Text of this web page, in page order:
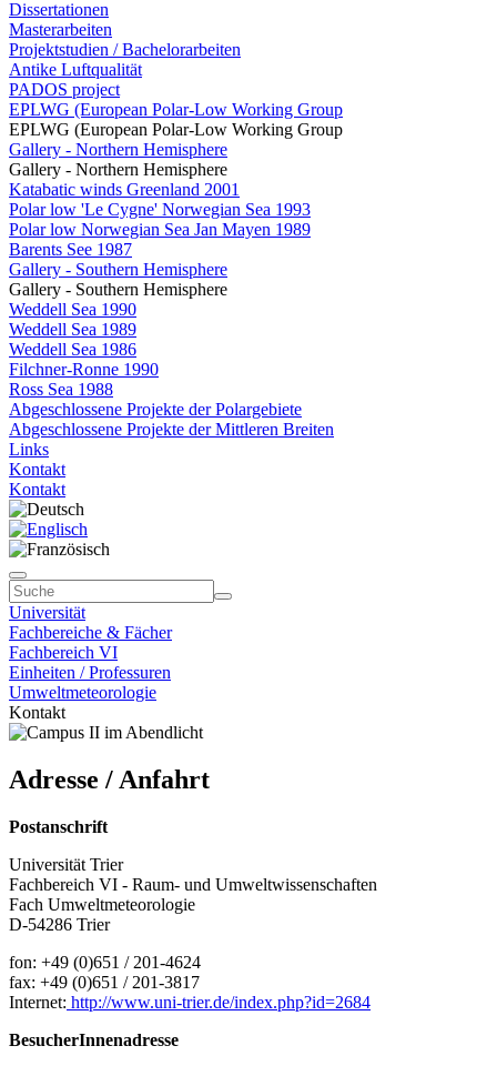
Dissertationen
Masterarbeiten
Projektstudien / Bachelorarbeiten
Antike Luftqualität
PADOS project
EPLWG (European Polar-Low Working Group
EPLWG (European Polar-Low Working Group
Gallery - Northern Hemisphere
Gallery - Northern Hemisphere
Katabatic winds Greenland 2001
Polar low 'Le Cygne' Norwegian Sea 1993
Polar low Norwegian Sea Jan Mayen 1989
Barents See 1987
Gallery - Southern Hemisphere
Gallery - Southern Hemisphere
Weddell Sea 1990
Weddell Sea 1989
Weddell Sea 1986
Filchner-Ronne 1990
Ross Sea 1988
Abgeschlossene Projekte der Polargebiete
Abgeschlossene Projekte der Mittleren Breiten
Links
Kontakt
Kontakt
Universität
Fachbereiche & Fächer
Fachbereich VI
Einheiten / Professuren
Umweltmeteorologie
Kontakt
Adresse / Anfahrt
Postanschrift
Universität Trier
Fachbereich VI - Raum- und Umweltwissenschaften
Fach Umweltmeteorologie
D-54286 Trier
fon: +49 (0)651 / 201-4624
fax: +49 (0)651 / 201-3817
Internet: http://www.uni-trier.de/index.php?id=2684
BesucherInnenadresse